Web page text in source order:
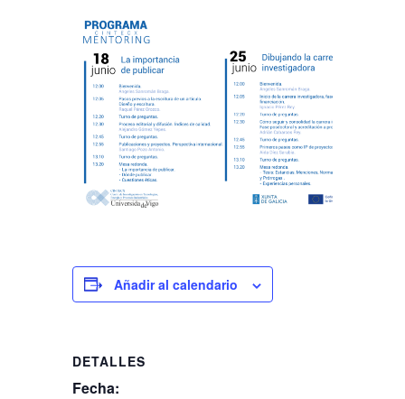
Añadir al calendario
DETALLES
Fecha: